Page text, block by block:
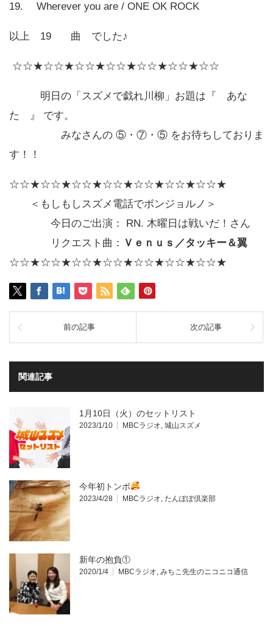
19. Wherever you are / ONE OK ROCK
以上 19 曲 でした♪
☆☆★☆☆★☆☆★☆☆★☆☆★☆☆★☆☆
明日の「スズメで戯れ川柳」お題は『 あな
た 』 です。
みなさんの ⑤・⑦・⑤ をお待ちしておりま
す！！
☆☆★☆☆★☆☆★☆☆★☆☆★☆☆★☆☆★
＜もしもしスズメ電話でボンジョルノ＞
今日のご出演： RN. 木曜日は戦いだ！さん
リクエスト曲： Ｖｅｎｕｓ／タッキー＆翼
☆☆★☆☆★☆☆★☆☆★☆☆★☆☆★☆☆★
前の記事 次の記事
関連記事
1月10日（火）のセットリスト
2023/1/10 MBCラジオ, 城山スズメ
今年初トンボ
2023/4/28 MBCラジオ, たんぽぽ倶楽部
新年の抱負①
2020/1/4 MBCラジオ, みちこ先生のニコニコ通信